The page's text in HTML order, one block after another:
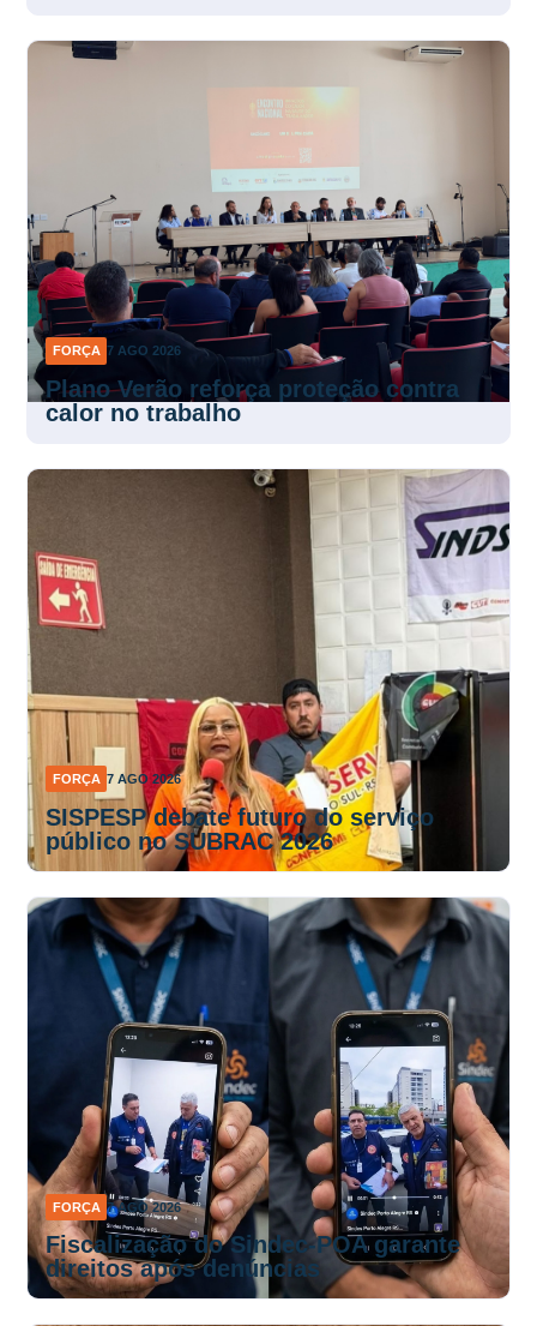
FORÇA 7 AGO 2026
Plano Verão reforça proteção contra
calor no trabalho
FORÇA 7 AGO 2026
SISPESP debate futuro do serviço
público no SUBRAC 2026
FORÇA 7 AGO 2026
Fiscalização do Sindec-POA garante
direitos após denúncias